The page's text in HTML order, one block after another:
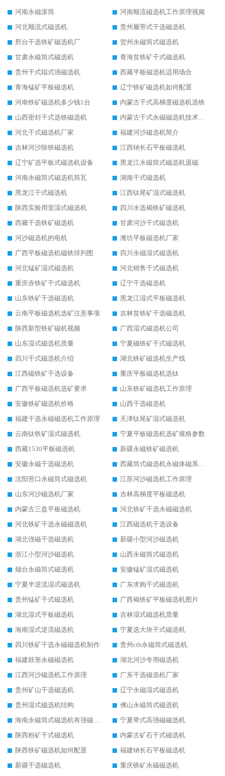
河南永磁滚筒
河南顺流磁选机工作原理视频
河北顺流式磁选机
贵州履带式干选磁选机
邢台干选铁矿磁选机厂
贺州永磁筒式磁选机
甘肃永磁筒式磁选机
青海贫铁矿干式磁选机
贵州干式辊式强磁选机
西藏平板磁选机适用场合
青海锰矿平板磁选机
辽宁铁矿磁选机如何配置
河南铁矿磁选机多少钱1台
内蒙古干式高梯度磁选机选铁
山西密封干式选铁磁选机
内蒙古干式永磁磁选机技术要求
河北干式磁选机厂家
福建河沙磁选机简介
吉林河沙除铁磁选机
江西钠长石平板磁选机
辽宁矿选平板式磁选机设备
黑龙江永磁筒式磁选机退磁
河南永磁筒式磁选机筒瓦
湖南干式磁选机
黑龙江干式磁选机
江西钛尾矿湿式磁选机
陕西实验用室湿式磁选机
四川水选褐铁矿磁选机
西藏干选铁矿磁选机
甘肃河沙干式磁选机
河沙磁选机的电机
潍坊平板磁选机厂家
广西平板磁选机磁铁排列图
四川永磁湿式磁选机
河北锰矿湿式磁选机
河北销售干式磁选机
重庆赤铁矿干式磁选机
辽宁干选磁选机
山东铁矿干选磁选机
黑龙江湿式平板磁选机
云南平板磁选机选矿注意事项
吉林贫铁矿干选磁选机
陕西新型铁矿磁机视频
广西湿式磁选机公司
山东湿式磁选机质量
宁夏磁铁矿干式磁选机
四川干式磁选机介绍
湖北铁矿磁选机生产线
江西磁铁矿干选设备
重庆平板磁选机选钛
广西平板磁选机选矿要求
山东铁矿磁选机工作原理
安徽铁矿磁选机价格
山西干选磁选机
福建干选永磁磁选机工作原理
天津钛尾矿湿式磁选机
云南钛铁矿湿式磁选机
宁夏平板磁选机选矿规格参数
西藏1530平板磁选机
新疆永磁铁矿磁选机
安徽永磁干选磁选机
西藏筒式磁选机永磁体磁系设计
沈阳营口永磁筒式磁选机
江苏河沙磁选机工作原理
山东河沙磁选机厂家
吉林高梯度平板磁选机
内蒙古三盘平板磁选机
河北铁矿干选永磁磁选机
河北铁矿干选永磁磁选机
江西磁选机干选设备
湖北强磁干选磁选机
新疆小型河沙磁选机
浙江小型河沙磁选机
山西永磁筒式磁选机
烟台永磁筒式磁选机
安徽锰矿湿式磁选机
宁夏半逆流湿式磁选机
广东求购干式磁选机
贵州锰矿干式磁选机
广西褐铁矿平板磁选机图片
湖北湿式平板磁选机
吉林湿式磁选机质量
海南湿式逆流磁选机
宁夏选大块干式磁选机
四川铁矿干选永磁磁选机制作
贵州ctb永磁筒式磁选机
福建鼓形永磁磁选机
湖北河沙专用磁选机
江西河沙磁选机工作原理
广东干选磁选机厂家
贵州矿山干选磁选机
辽宁永磁湿式磁选机
贵州湿式磁选机结构
佛山永磁筒式磁选机
海南永磁筒式磁选机有强磁的吗
宁夏带式高强磁磁选机
陕西粉矿干式磁选机
内蒙古矿石干式磁选机
陕西铁矿磁选机如何配置
福建钠长石平板磁选机
新疆干选磁选机
重庆铁矿永磁磁选机